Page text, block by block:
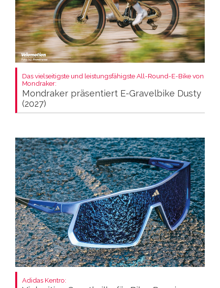
Das vielseitigste und leistungsfähigste All-Round-E-Bike von
Mondraker:
Mondraker präsentiert E-Gravelbike Dusty
(2027)
Adidas Kentro: